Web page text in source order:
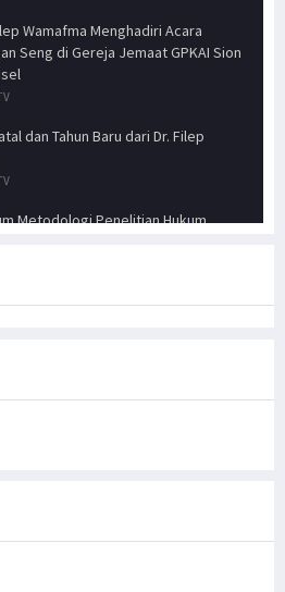
Wamafma Menghadiri Acara
Seng di Gereja Jemaat GPKAI Sion
dan Tahun Baru dari Dr. Filep
Metodologi Penelitian Hukum
Anggota DPD RI, Filep
Manokwari Selatan, Fokus pada